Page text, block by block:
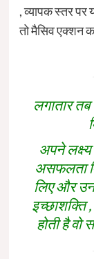
, व्यापक स्तर पर
तो मैसिव एक्शन
लगातार
अपने लक्ष्य
असफलता
लिए और
इच्छाशक्ति
होती है वो